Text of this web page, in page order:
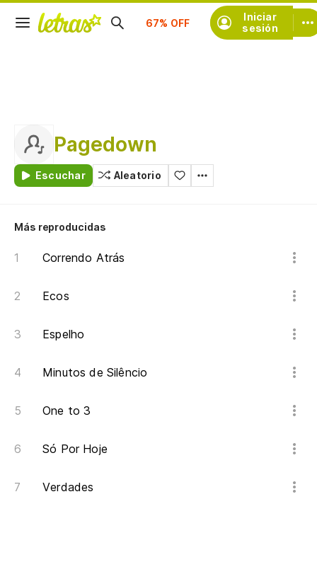
Iniciar
sesión
Suscríbete
Pagedown
Escuchar Aleatorio
Más reproducidas
Correndo Atrás
Ecos
Espelho
Minutos de Silêncio
One to 3
Só Por Hoje
Verdades